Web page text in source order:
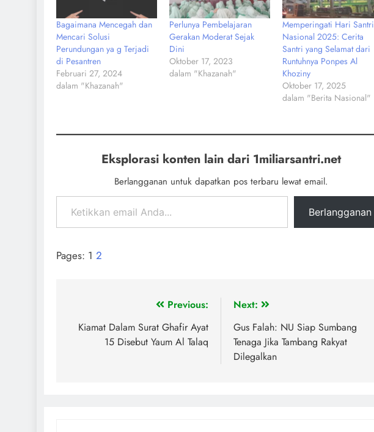
Bagaimana Mencegah dan
Mencari Solusi
Perundungan ya g Terjadi
di Pesantren
Februari 27, 2024
dalam "Khazanah"
Perlunya Pembelajaran
Gerakan Moderat Sejak
Dini
Oktober 17, 2023
dalam "Khazanah"
Memperingati Hari Santri
Nasional 2025: Cerita
Santri yang Selamat dari
Runtuhnya Ponpes Al
Khoziny
Oktober 17, 2025
dalam "Berita Nasional"
Eksplorasi konten lain dari 1miliarsantri.net
Berlangganan untuk dapatkan pos terbaru lewat email.
Berlangganan
Pages: 1 2
Previous:
Kiamat Dalam Surat Ghafir Ayat
15 Disebut Yaum Al Talaq
Next:
Gus Falah: NU Siap Sumbang
Tenaga Jika Tambang Rakyat
Dilegalkan